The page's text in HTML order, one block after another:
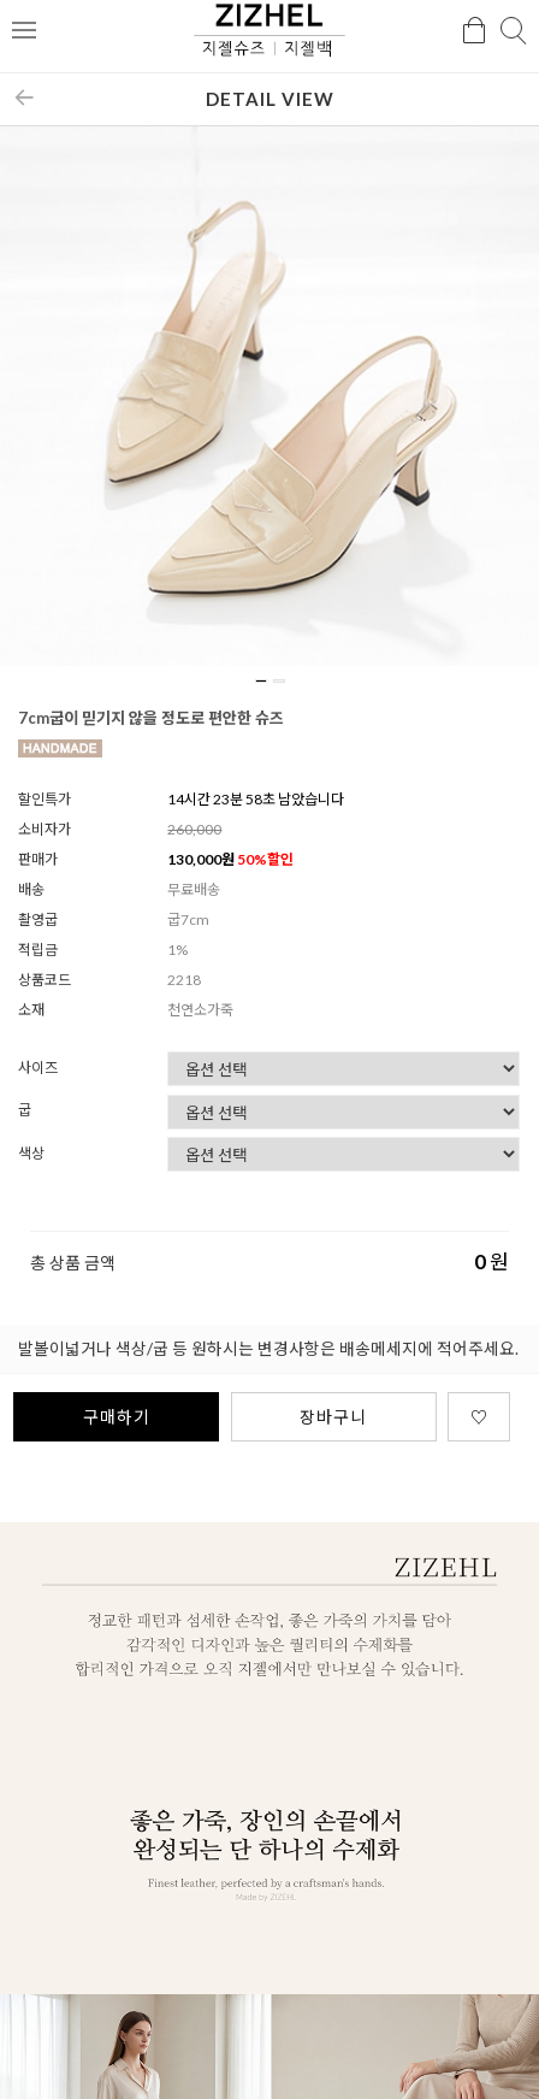
메
검
DETAIL VIEW
7cm굽이 믿기지 않을 정도로 편안한 슈즈
할인특가
14시간 23분 56초 남았습니다
소비자가
260,000
판매가
130,000원 50%할인
배송
무료배송
촬영굽
굽7cm
적립금
1%
상품코드
2218
소재
천연소가죽
사이즈
굽
색상
총 상품 금액 0원
발볼이넓거나 색상/굽 등 원하시는 변경사항은 배송메세지에 적어주세요.
구매하기 장바구니 ♡